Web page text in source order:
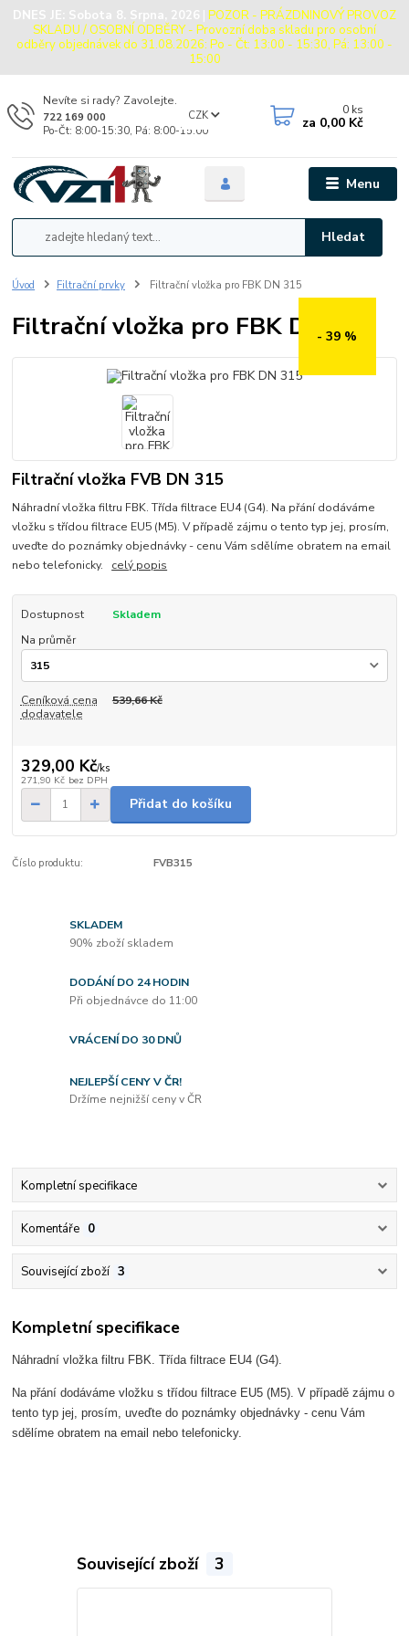
DNES JE: Sobota 8. Srpna, 2026 | POZOR - PRÁZDNINOVÝ PROVOZ
SKLADU / OSOBNÍ ODBĚRY - Provozní doba skladu pro osobní
odběry objednávek do 31.08.2026: Po - Čt: 13:00 - 15:30, Pá: 13:00 -
15:00
Menu
CZK
Hledat
Nevíte si rady? Zavolejte.
722 169 000
Po-Čt: 8:00-15:30, Pá: 8:00-15:00
0 ks
za 0,00 Kč
Úvod Filtrační prvky Filtrační vložka pro FBK DN 315
Filtrační vložka pro FBK DN 315
- 39 %
Filtrační vložka FVB DN 315
Náhradní vložka filtru FBK. Třída filtrace EU4 (G4). Na přání dodáváme
vložku s třídou filtrace EU5 (M5). V případě zájmu o tento typ jej, prosím,
uveďte do poznámky objednávky - cenu Vám sdělíme obratem na email
nebo telefonicky. celý popis
Dostupnost
Skladem
Na průměr
Ceníková cena
dodavatele
539,66 Kč
329,00 Kč/ks
271,90 Kč bez DPH
Přidat do košíku
Číslo produktu: FVB315
SKLADEM
90% zboží skladem
DODÁNÍ DO 24 HODIN
Při objednávce do 11:00
VRÁCENÍ DO 30 DNŮ
NEJLEPŠÍ CENY V ČR!
Držíme nejnižší ceny v ČR
Kompletní specifikace
Komentáře 0
Související zboží 3
Kompletní specifikace
Náhradní vložka filtru FBK. Třída filtrace EU4 (G4).
Na přání dodáváme vložku s třídou filtrace EU5 (M5). V případě zájmu o
tento typ jej, prosím, uveďte do poznámky objednávky - cenu Vám
sdělíme obratem na email nebo telefonicky.
Související zboží 3